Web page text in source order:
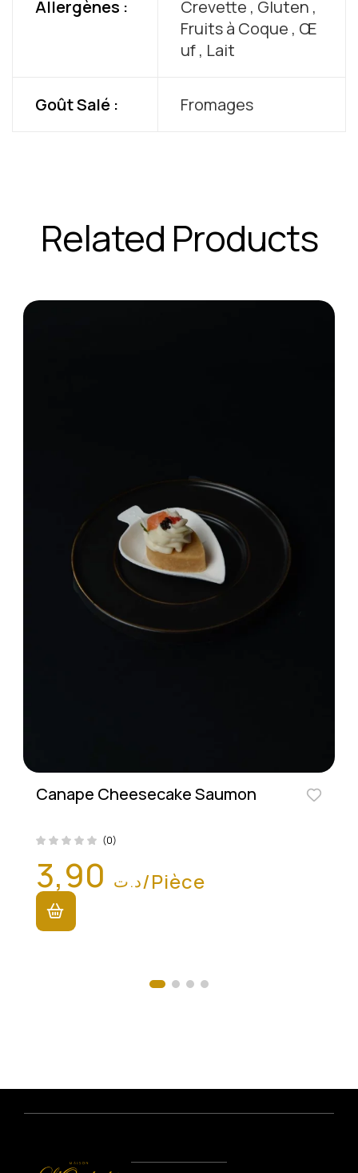
Allergènes :
Crevette , Gluten ,
Fruits à Coque , Œ
uf , Lait
Goût Salé : Fromages
Related Products
Canape Cheesecake Saumon
(0)
د.ت/Pièce